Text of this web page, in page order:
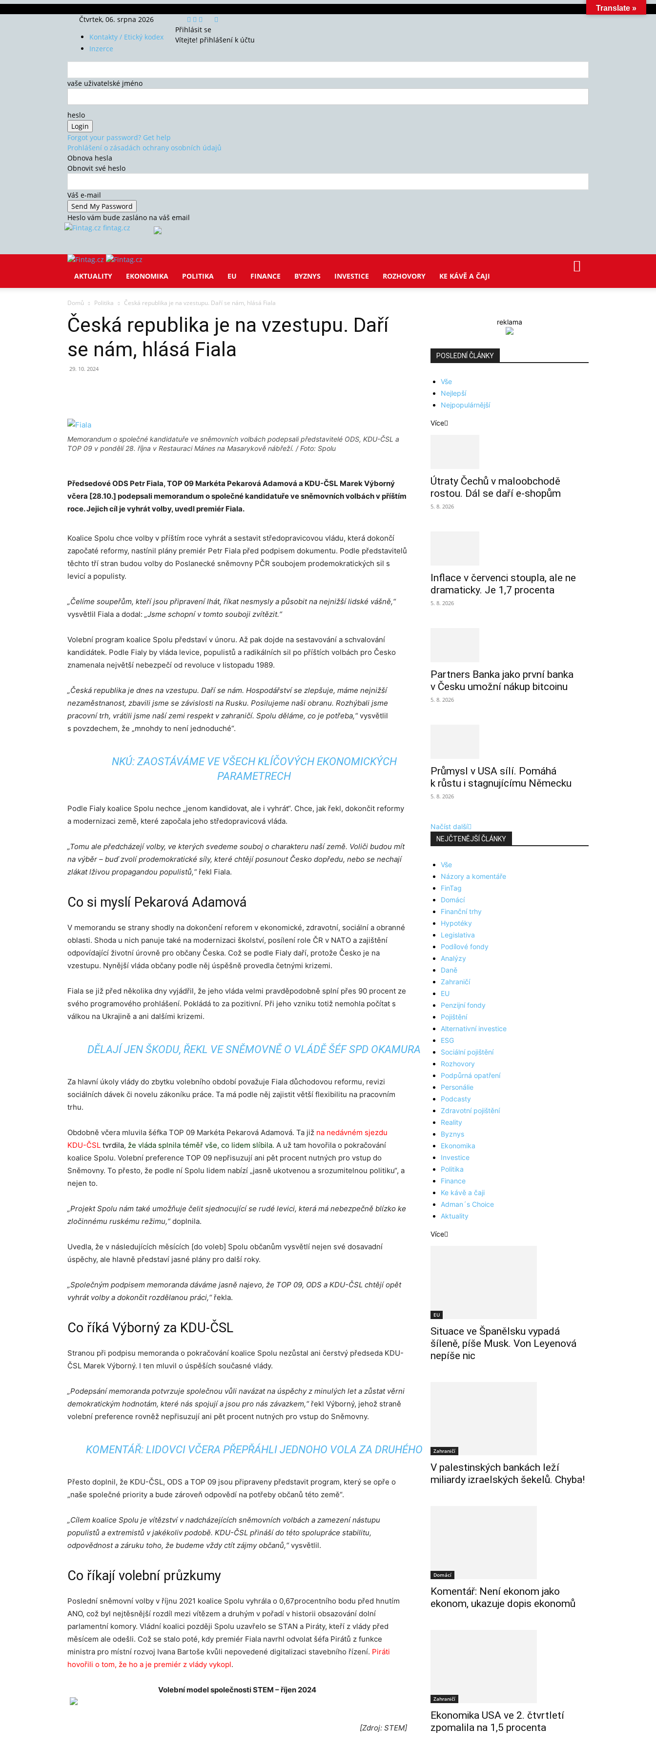
Čtvrtek, 06. srpna 2026
Kontakty / Etický kodex
Inzerce
Přihlásit se
Vítejte! přihlášení k účtu
vaše uživatelské jméno
heslo
Forgot your password? Get help
Prohlášení o zásadách ochrany osobních údajů
Obnova hesla
Obnovit své heslo
Váš e-mail
Heslo vám bude zasláno na váš email
fintag.cz
AKTUALITY EKONOMIKA POLITIKA EU FINANCE BYZNYS INVESTICE ROZHOVORY KE KÁVĚ A ČAJI
Domů Politika Česká republika je na vzestupu. Daří se nám, hlásá Fiala
Česká republika je na vzestupu. Daří
se nám, hlásá Fiala
29. 10. 2024
Memorandum o společné kandidatuře ve sněmovních volbách podepsali představitelé ODS, KDU-ČSL a
TOP 09 v pondělí 28. října v Restauraci Mánes na Masarykově nábřeží. / Foto: Spolu
Předsedové ODS Petr Fiala, TOP 09 Markéta Pekarová Adamová a KDU-ČSL Marek Výborný
včera [28.10.] podepsali memorandum o společné kandidatuře ve sněmovních volbách v příštím
roce. Jejich cíl je vyhrát volby, uvedl premiér Fiala.
Koalice Spolu chce volby v příštím roce vyhrát a sestavit středopravicovou vládu, která dokončí
započaté reformy, nastínil plány premiér Petr Fiala před podpisem dokumentu. Podle představitelů
těchto tří stran budou volby do Poslanecké sněmovny PČR soubojem prodemokratických sil s
levicí a populisty.
„Čelíme soupeřům, kteří jsou připravení lhát, říkat nesmysly a působit na nejnižší lidské vášně,“
vysvětlil Fiala a dodal: „Jsme schopní v tomto souboji zvítězit.“
Volební program koalice Spolu představí v únoru. Až pak dojde na sestavování a schvalování
kandidátek. Podle Fialy by vláda levice, populistů a radikálních sil po příštích volbách pro Česko
znamenala největší nebezpečí od revoluce v listopadu 1989.
„Česká republika je dnes na vzestupu. Daří se nám. Hospodářství se zlepšuje, máme nejnižší
nezaměstnanost, zbavili jsme se závislosti na Rusku. Posilujeme naši obranu. Rozhýbali jsme
pracovní trh, vrátili jsme naší zemi respekt v zahraničí. Spolu děláme, co je potřeba,“vysvětlil
s povzdechem, že „mnohdy to není jednoduché“.
NKÚ: ZAOSTÁVÁME VE VŠECH KLÍČOVÝCH EKONOMICKÝCH
PARAMETRECH
Podle Fialy koalice Spolu nechce „jenom kandidovat, ale i vyhrát“. Chce, jak řekl, dokončit reformy
a modernizaci země, které započala jeho středopravicová vláda.
„Tomu ale předcházejí volby, ve kterých svedeme souboj o charakteru naší země. Voliči budou mít
na výběr – buď zvolí prodemokratické síly, které chtějí posunout Česko dopředu, nebo se nechají
zlákat lživou propagandou populistů,“řekl Fiala.
Co si myslí Pekarová Adamová
V memorandu se strany shodly na dokončení reforem v ekonomické, zdravotní, sociální a obranné
oblasti. Shoda u nich panuje také na modernizaci školství, posílení role ČR v NATO a zajištění
odpovídající životní úrovně pro občany Česka. Což se podle Fialy daří, protože Česko je na
vzestupu. Nynější vláda občany podle něj úspěšně provedla četnými krizemi.
Fiala se již před několika dny vyjádřil, že jeho vláda velmi pravděpodobně splní přes 90 procent ze
svého programového prohlášení. Pokládá to za pozitivní. Při jeho vzniku totiž nemohla počítat s
válkou na Ukrajině a ani dalšími krizemi.
DĚLAJÍ JEN ŠKODU, ŘEKL VE SNĚMOVNĚ O VLÁDĚ ŠÉF SPD OKAMURA
Za hlavní úkoly vlády do zbytku volebního období považuje Fiala důchodovou reformu, revizi
sociálních dávek či novelu zákoníku práce. Ta má podle něj zajistit větší flexibilitu na pracovním
trhu.
Obdobně včera mluvila šéfka TOP 09 Markéta Pekarová Adamová. Ta již na nedávném sjezdu
KDU-ČSL tvrdila, že vláda splnila téměř vše, co lidem slíbila. A už tam hovořila o pokračování
koalice Spolu. Volební preference TOP 09 nepřisuzují ani pět procent nutných pro vstup do
Sněmovny. To přesto, že podle ní Spolu lidem nabízí „jasně ukotvenou a srozumitelnou politiku“, a
nejen to.
„Projekt Spolu nám také umožňuje čelit sjednocující se rudé levici, která má nebezpečně blízko ke
zločinnému ruskému režimu,“doplnila.
Uvedla, že v následujících měsících [do voleb] Spolu občanům vysvětlí nejen své dosavadní
úspěchy, ale hlavně představí jasné plány pro další roky.
„Společným podpisem memoranda dáváme jasně najevo, že TOP 09, ODS a KDU-ČSL chtějí opět
vyhrát volby a dokončit rozdělanou práci,“ řekla.
Co říká Výborný za KDU-ČSL
Stranou při podpisu memoranda o pokračování koalice Spolu nezůstal ani čerstvý předseda KDU-
ČSL Marek Výborný. I ten mluvil o úspěších současné vlády.
„Podepsání memoranda potvrzuje společnou vůli navázat na úspěchy z minulých let a zůstat věrni
demokratickým hodnotám, které nás spojují a jsou pro nás závazkem,“ řekl Výborný, jehož straně
volební preference rovněž nepřisuzují ani pět procent nutných pro vstup do Sněmovny.
KOMENTÁŘ: LIDOVCI VČERA PŘEPŘÁHLI JEDNOHO VOLA ZA DRUHÉHO
Přesto doplnil, že KDU-ČSL, ODS a TOP 09 jsou připraveny představit program, který se opře o
„naše společné priority a bude zároveň odpovědí na potřeby občanů této země“.
„Cílem koalice Spolu je vítězství v nadcházejících sněmovních volbách a zamezení nástupu
populistů a extremistů v jakékoliv podobě. KDU-ČSL přináší do této spolupráce stabilitu,
odpovědnost a záruku toho, že budeme vždy ctít zájmy občanů,“vysvětlil.
Co říkají volební průzkumy
Poslední sněmovní volby v říjnu 2021 koalice Spolu vyhrála o 0,67procentního bodu před hnutím
ANO, což byl nejtěsnější rozdíl mezi vítězem a druhým v pořadí v historii obsazování dolní
parlamentní komory. Vládní koalici později Spolu uzavřelo se STAN a Piráty, kteří z vlády před
měsícem ale odešli. Což se stalo poté, kdy premiér Fiala navrhl odvolat šéfa Pirátů z funkce
ministra pro místní rozvoj Ivana Bartoše kvůli nepovedené digitalizaci stavebního řízení. Piráti
hovořili o tom, že ho a je premiér z vlády vykopl.
Volební model společnosti STEM – říjen 2024
[Zdroj: STEM]
reklama
POSLEDNÍ ČLÁNKY
Vše
Nejlepší
Nejpopulárnější
Více
Útraty Čechů v maloobchodě
rostou. Dál se daří e-shopům
5. 8. 2026
Inflace v červenci stoupla, ale ne
dramaticky. Je 1,7 procenta
5. 8. 2026
Partners Banka jako první banka
v Česku umožní nákup bitcoinu
5. 8. 2026
Průmysl v USA sílí. Pomáhá
k růstu i stagnujícímu Německu
5. 8. 2026
Načíst další
NEJČTENĚJŠÍ ČLÁNKY
Vše
Názory a komentáře
FinTag
Domácí
Finanční trhy
Hypotéky
Legislativa
Podílové fondy
Analýzy
Daně
Zahraničí
EU
Penzijní fondy
Pojištění
Alternativní investice
ESG
Sociální pojištění
Rozhovory
Podpůrná opatření
Personálie
Podcasty
Zdravotní pojištění
Reality
Byznys
Ekonomika
Investice
Politika
Finance
Ke kávě a čaji
Adman´s Choice
Aktuality
Více
EU
Situace ve Španělsku vypadá
šíleně, píše Musk. Von Leyenová
nepíše nic
Zahraničí
V palestinských bankách leží
miliardy izraelských šekelů. Chyba!
Domácí
Komentář: Není ekonom jako
ekonom, ukazuje dopis ekonomů
Zahraničí
Ekonomika USA ve 2. čtvrtletí
zpomalila na 1,5 procenta
Translate »